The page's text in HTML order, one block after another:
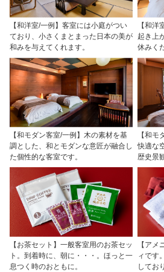
【和洋室/一例】客室には小庭がつい
ており、小さくまとまった日本の美が
和みを与えてくれます。
【和
起き上
休みく
【和モダン客室/一例】木の素材を基
調とした、和とモダンな意匠が融合し
た個性的な客室です。
【和
快適な
歴史景
【お茶セット】一般客室用のお茶セッ
ト。到着時に、朝に・・・。ほっと一
息つく時のおともに。
【ア
ィです
してお